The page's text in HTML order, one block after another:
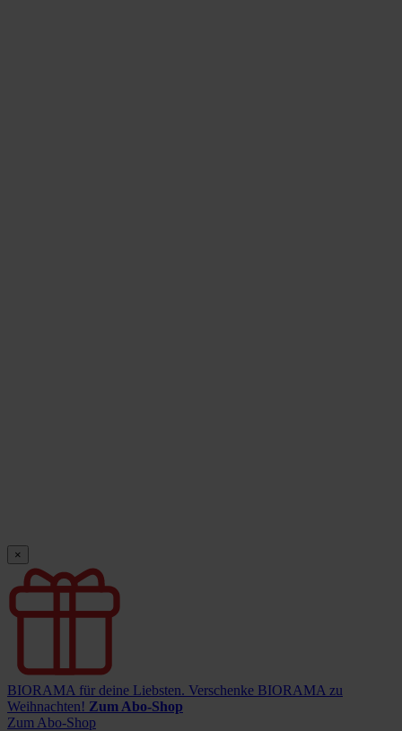
×
BIORAMA für deine Liebsten. Verschenke BIORAMA zu
Weihnachten! Zum Abo-Shop
Zum Abo-Shop